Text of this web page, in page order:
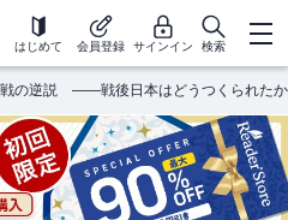
はじめて 会員登録 サインイン 検索
の逆説 ――戦後日本はどうつくられたか